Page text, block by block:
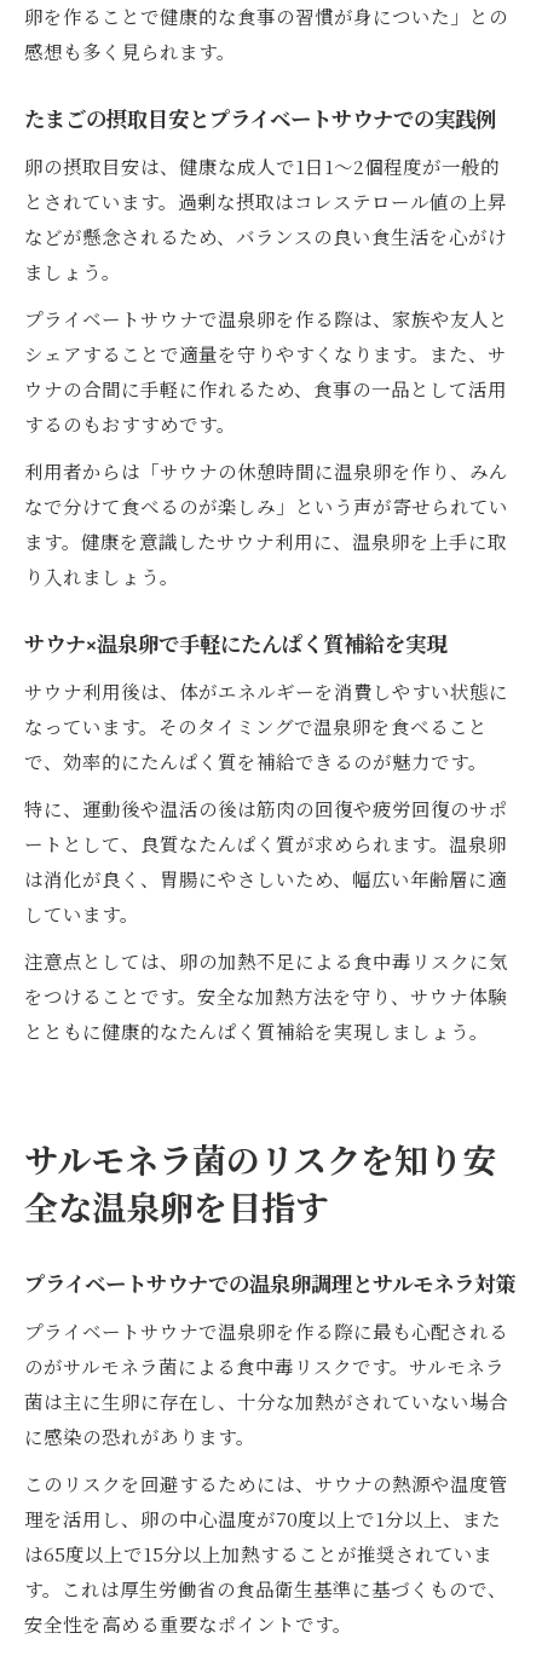
卵を作ることで健康的な食事の習慣が身についた」との
感想も多く見られます。
たまごの摂取目安とプライベートサウナでの実践例
卵の摂取目安は、健康な成人で1日1～2個程度が一般的
とされています。過剰な摂取はコレステロール値の上昇
などが懸念されるため、バランスの良い食生活を心がけ
ましょう。
プライベートサウナで温泉卵を作る際は、家族や友人と
シェアすることで適量を守りやすくなります。また、サ
ウナの合間に手軽に作れるため、食事の一品として活用
するのもおすすめです。
利用者からは「サウナの休憩時間に温泉卵を作り、みん
なで分けて食べるのが楽しみ」という声が寄せられてい
ます。健康を意識したサウナ利用に、温泉卵を上手に取
り入れましょう。
サウナ×温泉卵で手軽にたんぱく質補給を実現
サウナ利用後は、体がエネルギーを消費しやすい状態に
なっています。そのタイミングで温泉卵を食べること
で、効率的にたんぱく質を補給できるのが魅力です。
特に、運動後や温活の後は筋肉の回復や疲労回復のサポ
ートとして、良質なたんぱく質が求められます。温泉卵
は消化が良く、胃腸にやさしいため、幅広い年齢層に適
しています。
注意点としては、卵の加熱不足による食中毒リスクに気
をつけることです。安全な加熱方法を守り、サウナ体験
とともに健康的なたんぱく質補給を実現しましょう。
サルモネラ菌のリスクを知り安
全な温泉卵を目指す
プライベートサウナでの温泉卵調理とサルモネラ対策
プライベートサウナで温泉卵を作る際に最も心配される
のがサルモネラ菌による食中毒リスクです。サルモネラ
菌は主に生卵に存在し、十分な加熱がされていない場合
に感染の恐れがあります。
このリスクを回避するためには、サウナの熱源や温度管
理を活用し、卵の中心温度が70度以上で1分以上、また
は65度以上で15分以上加熱することが推奨されていま
す。これは厚生労働省の食品衛生基準に基づくもので、
安全性を高める重要なポイントです。